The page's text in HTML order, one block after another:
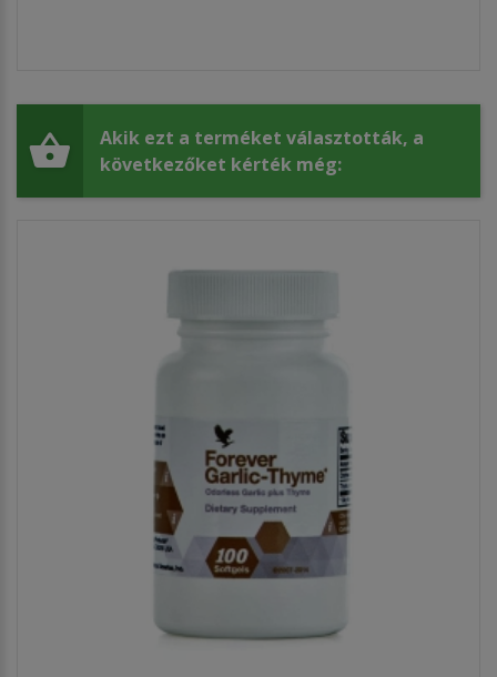
Akik ezt a terméket választották, a
következőket kérték még: